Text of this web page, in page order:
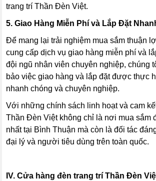
trang trí Thần Đèn Việt.
5. Giao Hàng Miễn Phí và Lắp Đặt
Để mang lại trải nghiệm mua sắm thuận
cung cấp dịch vụ giao hàng miễn phí và
đội ngũ nhân viên chuyên nghiệp, chúng
bảo việc giao hàng và lắp đặt được thực
nhanh chóng và chuyên nghiệp.
Với những chính sách linh hoạt và cam
Thần Đèn Việt không chỉ là nơi mua sắm
nhất tại Bình Thuận mà còn là đối tác
đại lý và người tiêu dùng trên toàn quốc.
IV. Cửa hàng đèn trang trí Thần Đèn